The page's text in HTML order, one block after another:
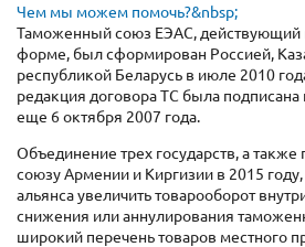
Чем мы можем помочь?&nbsp;
Таможенный союз ЕЭАС, действующий
форме, был сформирован Россией,
республикой Беларусь в июле 2010
редакция договора ТС была подписана
еще 6 октября 2007 года.
Объединение трех государств, а
союзу Армении и Киргизии в 2015
альянса увеличить товарооборот
снижения или аннулирования
широкий перечень товаров местного